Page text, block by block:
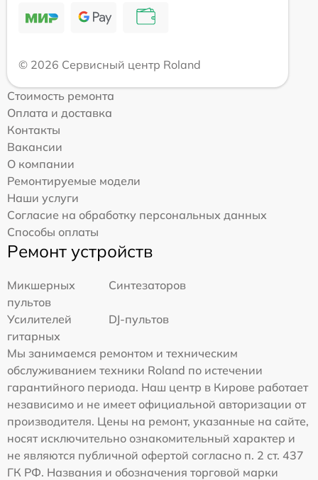
© 2026 Сервисный центр Roland
Стоимость ремонта
Оплата и доставка
Контакты
Вакансии
О компании
Ремонтируемые модели
Наши услуги
Согласие на обработку персональных данных
Способы оплаты
Ремонт устройств
Микшерных
пультов
Синтезаторов
Усилителей
гитарных
DJ-пультов
Мы занимаемся ремонтом и техническим
обслуживанием техники Roland по истечении
гарантийного периода. Наш центр в Кирове работает
независимо и не имеет официальной авторизации от
производителя. Цены на ремонт, указанные на сайте,
носят исключительно ознакомительный характер и
не являются публичной офертой согласно п. 2 ст. 437
ГК РФ. Названия и обозначения торговой марки